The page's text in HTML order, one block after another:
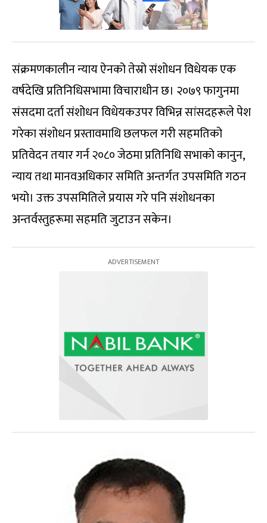
संक्रमणकालीन न्याय ऐनको तेस्रो संशोधन विधेयक एक
वर्षदेखि प्रतिनिधिसभामा विचाराधीन छ। २०७९ फागुनमा
संसदमा दर्ता संशोधन विधेयकउपर विभिन्न सांसदहरूले पेश
गरेका संशोधन प्रस्तावमाथि छलफल गरी सहमतिको
प्रतिवेदन तयार गर्न २०८० जेठमा प्रतिनिधि सभाको कानुन,
न्याय तथा मानवअधिकार समिति अन्तर्गत उपसमिति गठन
भयो। उक्त उपसमितिले प्रयास गरे पनि संशोधनका
अन्तर्वस्तुहरूमा सहमति जुटाउन सकेन।